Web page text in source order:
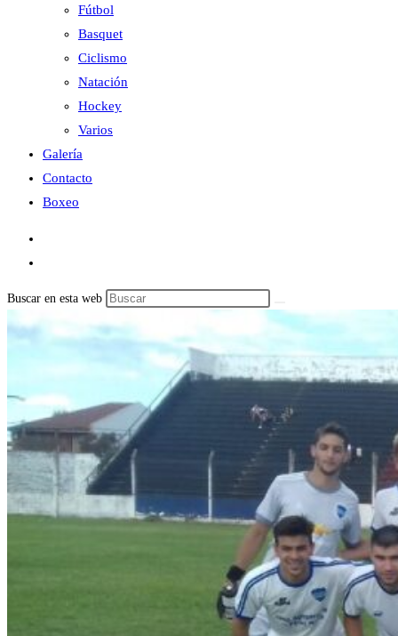
Fútbol
Basquet
Ciclismo
Natación
Hockey
Varios
Galería
Contacto
Boxeo
Buscar en esta web